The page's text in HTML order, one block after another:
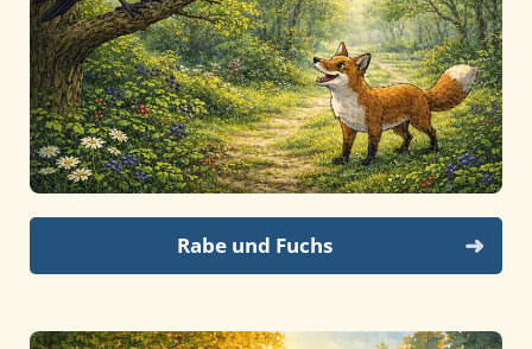
Rabe und Fuchs